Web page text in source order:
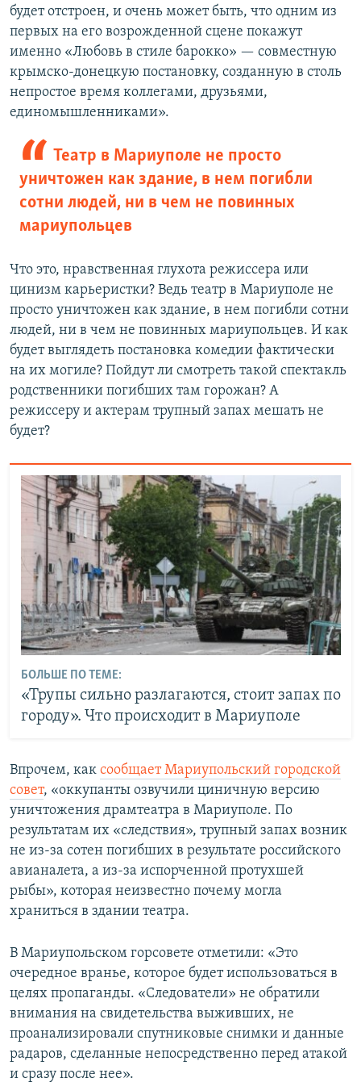
будет отстроен, и очень может быть, что одним из
первых на его возрожденной сцене покажут
именно «Любовь в стиле барокко» — совместную
крымско-донецкую постановку, созданную в столь
непростое время коллегами, друзьями,
единомышленниками».
Театр в Мариуполе не просто
уничтожен как здание, в нем погибли
сотни людей, ни в чем не повинных
мариупольцев
Что это, нравственная глухота режиссера или
цинизм карьеристки? Ведь театр в Мариуполе не
просто уничтожен как здание, в нем погибли сотни
людей, ни в чем не повинных мариупольцев. И как
будет выглядеть постановка комедии фактически
на их могиле? Пойдут ли смотреть такой спектакль
родственники погибших там горожан? А
режиссеру и актерам трупный запах мешать не
будет?
БОЛЬШЕ ПО ТЕМЕ:
«Трупы сильно разлагаются, стоит запах по
городу». Что происходит в Мариуполе
Впрочем, как сообщает Мариупольский городской
совет, «оккупанты озвучили циничную версию
уничтожения драмтеатра в Мариуполе. По
результатам их «следствия», трупный запах возник
не из-за сотен погибших в результате российского
авианалета, а из-за испорченной протухшей
рыбы», которая неизвестно почему могла
храниться в здании театра.
В Мариупольском горсовете отметили: «Это
очередное вранье, которое будет использоваться в
целях пропаганды. «Следователи» не обратили
внимания на свидетельства выживших, не
проанализировали спутниковые снимки и данные
радаров, сделанные непосредственно перед атакой
и сразу после нее».